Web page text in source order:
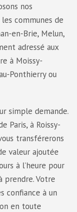
nos
communes de
en-Brie, Melun,
adressé aux
à Moissy-
Ponthierry ou
simple demande.
Paris, à Roissy-
transférerons
valeur ajoutée
à l’heure pour
prendre. Votre
confiance à un
en toute